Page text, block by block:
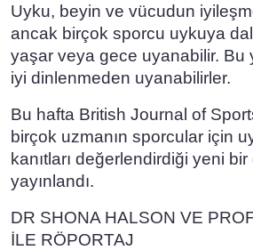
Uyku, beyin ve vücudun
ancak birçok sporcu uykuya
yaşar veya gece uyanabilir. Bu
iyi dinlenmeden uyanabilirler.
Bu hafta British Journal of
birçok uzmanın sporcular için
kanıtları değerlendirdiği yeni
yayınlandı.
DR SHONA HALSON VE
İLE RÖPORTAJ